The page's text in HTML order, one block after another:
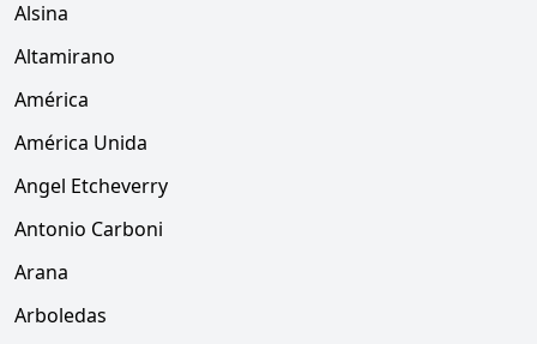
Alsina
Altamirano
América
América Unida
Angel Etcheverry
Antonio Carboni
Arana
Arboledas